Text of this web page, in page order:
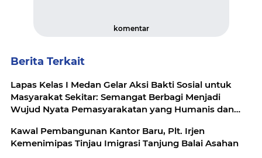
komentar
Berita Terkait
Lapas Kelas I Medan Gelar Aksi Bakti Sosial untuk
Masyarakat Sekitar: Semangat Berbagi Menjadi
Wujud Nyata Pemasyarakatan yang Humanis dan
Kawal Pembangunan Kantor Baru, Plt. Irjen
Kemenimipas Tinjau Imigrasi Tanjung Balai Asahan